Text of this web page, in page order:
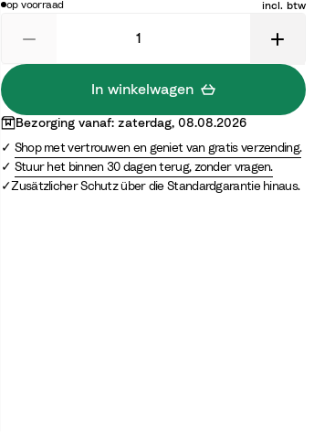
F
n
c
e
B
l
u
f
a
op voorraad incl. btw
In winkelwagen
Bezorging vanaf: zaterdag, 08.08.2026
Shop met vertrouwen en geniet van gratis verzending.
Stuur het binnen 30 dagen terug, zonder vragen.
Zusätzlicher Schutz über die Standardgarantie hinaus.